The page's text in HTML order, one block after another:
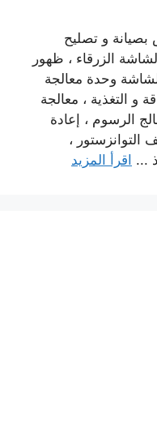
بصيانة و تصليح
الزرقاء ، ظهور
وحدة معالجة
و التغذية ، معالجة
الرسوم ، إعادة
التوانزستور ،
... اقرأ المزيد